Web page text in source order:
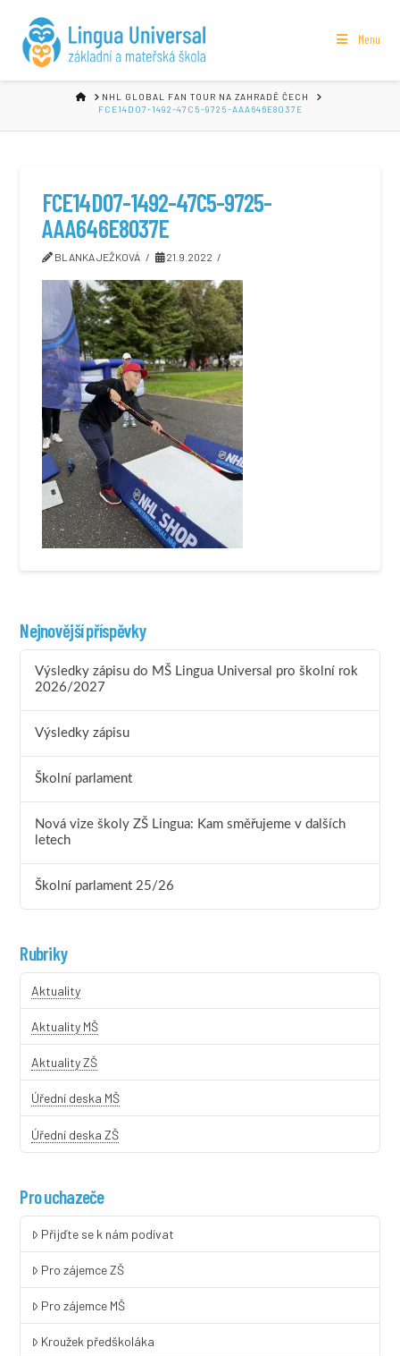
Menu
HOMENHL GLOBAL FAN TOUR NA ZAHRADĚ ČECH
FCE14D07-1492-47C5-9725-AAA646E8037E
FCE14D07-1492-47C5-9725-
AAA646E8037E
BLANKA JEŽKOVÁ 21.9.2022
Nejnovější příspěvky
Výsledky zápisu do MŠ Lingua Universal pro školní rok
2026/2027
Výsledky zápisu
Školní parlament
Nová vize školy ZŠ Lingua: Kam směřujeme v dalších
letech
Školní parlament 25/26
Rubriky
Aktuality
Aktuality MŠ
Aktuality ZŠ
Úřední deska MŠ
Úřední deska ZŠ
Pro uchazeče
Přijďte se k nám podívat
Pro zájemce ZŠ
Pro zájemce MŠ
Kroužek předškoláka